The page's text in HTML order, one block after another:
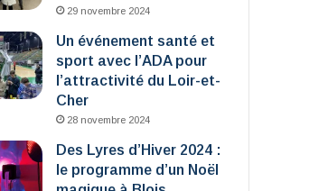
29 novembre 2024
Un événement santé et
sport avec l’ADA pour
l’attractivité du Loir-et-
Cher
28 novembre 2024
Des Lyres d’Hiver 2024 :
le programme d’un Noël